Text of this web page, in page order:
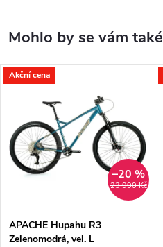
Akční cena
23 990 Kč
–20 %
APACHE Hupahu R3
Zelenomodrá, vel. L